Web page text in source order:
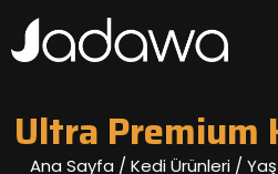
Ultra Premium
Ana Sayfa / Kedi Ürünleri /